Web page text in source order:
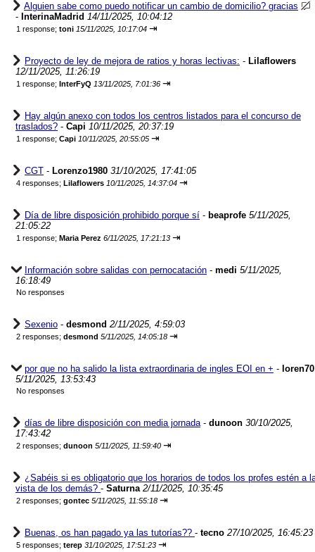
Alguien sabe como puedo notificar un cambio de domicilio? gracias
- InterinaMadrid 14/11/2025, 10:04:12
1 response; toni 15/11/2025, 10:17:04 ⇥
Proyecto de ley de mejora de ratios y horas lectivas: - Lilaflowers
12/11/2025, 11:26:19
1 response; InterFyQ 13/11/2025, 7:01:36 ⇥
Hay algún anexo con todos los centros listados para el concurso de
traslados? - Capi 10/11/2025, 20:37:19
1 response; Capi 10/11/2025, 20:55:05 ⇥
CGT - Lorenzo1980 31/10/2025, 17:41:05
4 responses; Lilaflowers 10/11/2025, 14:37:04 ⇥
Día de libre disposición prohibido porque sí - beaprofe 5/11/2025,
21:05:22
1 response; Maria Perez 6/11/2025, 17:21:13 ⇥
Información sobre salidas con pernocatación - medi 5/11/2025,
16:18:49
No responses
Sexenio - desmond 2/11/2025, 4:59:03
2 responses; desmond 5/11/2025, 14:05:18 ⇥
por que no ha salido la lista extraordinaria de ingles EOI en + - loren70
5/11/2025, 13:53:43
No responses
días de libre disposición con media jornada- dunoon 30/10/2025,
17:43:42
2 responses; dunoon 5/11/2025, 11:59:40 ⇥
¿Sabéis si es obligatorio que los horarios de todos los profes estén a
vista de los demás? - Saturna 2/11/2025, 10:35:45
2 responses; gontec 5/11/2025, 11:55:18 ⇥
Buenas, os han pagado ya las tutorías?? - tecno 27/10/2025, 16:45:23
5 responses; terep 31/10/2025, 17:51:23 ⇥